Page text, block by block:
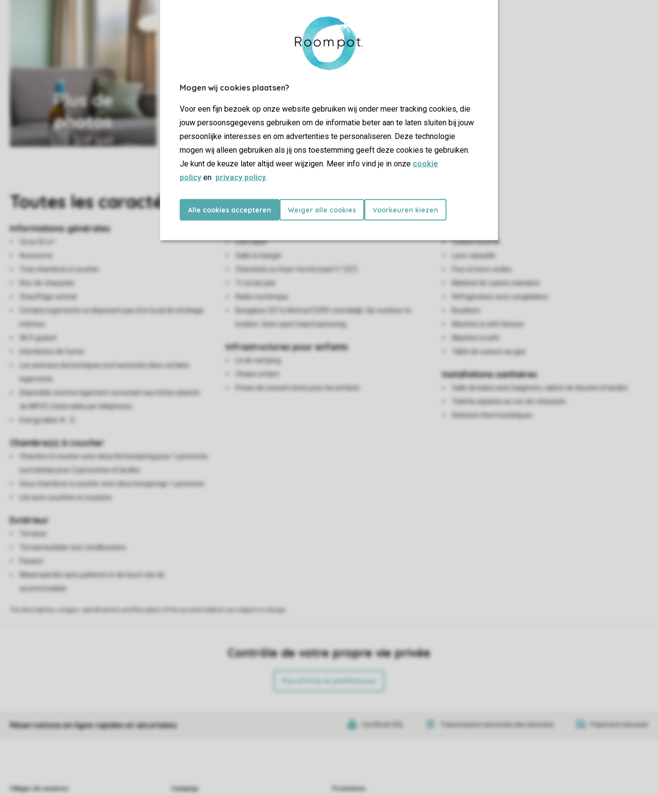
Mogen wij cookies plaatsen?
Voor een fijn bezoek op onze website gebruiken wij onder meer tracking cookies, die
jouw persoonsgegevens gebruiken om de informatie beter aan te laten sluiten bij jouw
persoonlijke interesses en om advertenties te personaliseren. Deze technologie
mogen wij alleen gebruiken als jij ons toestemming geeft deze cookies te gebruiken.
Je kunt de keuze later altijd weer wijzigen. Meer info vind je in onze cookie
policy en privacy policy.
Alle cookies accepteren Weiger alle cookies Voorkeuren kiezen
Plus de
photos
Toutesles caractéristiques
Informations générales
Circa 55 m²
Autonome
Trois chambres à coucher
Rez-de-chaussée
Chauffage central
Certains logements ne disposent pas d'un local de stockage
intérieur
Wi-Fi gratuit
Interdiction de fumer
Les animaux domestiques sont autorisés dans certains
logements
Disponible comme logement convenant aux hôtes atteints
de MPOC (réservable par téléphone)
Energy label: A - D
Chambre(s) à coucher
Chambre à coucher avec deux lits boxspring pour 1 personne,
surmatelas pour 2 personnes et lavabo
Deux chambres à coucher avec deux boxsprings 1 personne
Lits avec couettes et coussins
Extérieur
Terrasse
Terrasmeubilair excl. stoelkussens
Parasol
Maximaal één auto parkeren in de buurt van de
accommodatie
Coin salon
Salle à manger
Cheminée ou foyer fermé (sauf n° 237)
Tv écran plat
Radio numérique
Bungalow 237 is Astma/COPD-vriendelijk. Op voorkeur te
boeken. Geen open haard aanwezig.
Infrastructures pour enfants
Lit de camping
Chaise enfant
Prises de courant sûres pour les enfants
Cuisine ouverte
Lave-vaisselle
Four à micro-ondes
Matériel de cuisine standard
Réfrigérateur avec congélateur
Bouilloire
Machine à café Senseo
Machine à café
Table de cuisson au gaz
Installations sanitaires
Salle de bains avec baignoire, cabine de douche et lavabo
Toilette séparée au rez-de-chaussée
Robinets thermostatiques
Contrôle de votre propre vie privée
Plus d’infos et préférences
Réservations en ligne rapides et sécurisées Certificat SSL Transmission sécurisée des données Paiement sécurisé
Villages de vacances Campings